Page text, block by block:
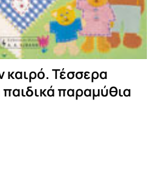
καιρό. Τέσσερα
παραμύθια